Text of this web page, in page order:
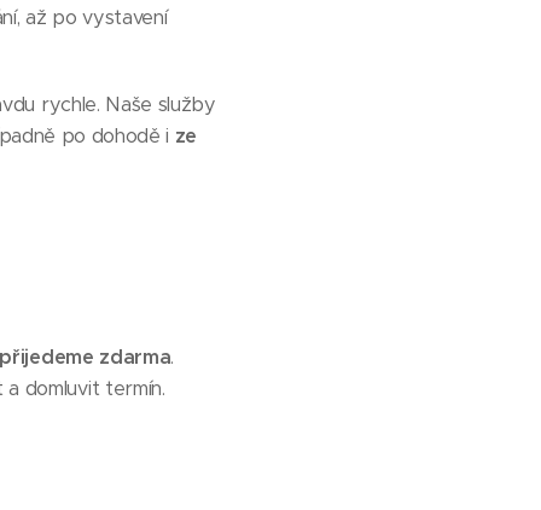
až po vystavení
rychle. Naše služby
po dohodě i ze
přijedeme zdarma.
domluvit termín.